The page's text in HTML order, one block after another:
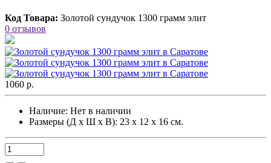
Код Товара: Золотой сундучок 1300 грамм элит
0 отзывов
1060 р.
Наличие: Нет в наличии
Размеры (Д х Ш х В): 23 х 12 х 16 см.